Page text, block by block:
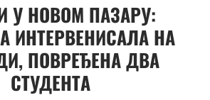
У НОВОМ ПАЗАРУ:
ИНТЕРВЕНИСАЛА НА
ПОВРЕЂЕНА ДВА
СТУДЕНТА